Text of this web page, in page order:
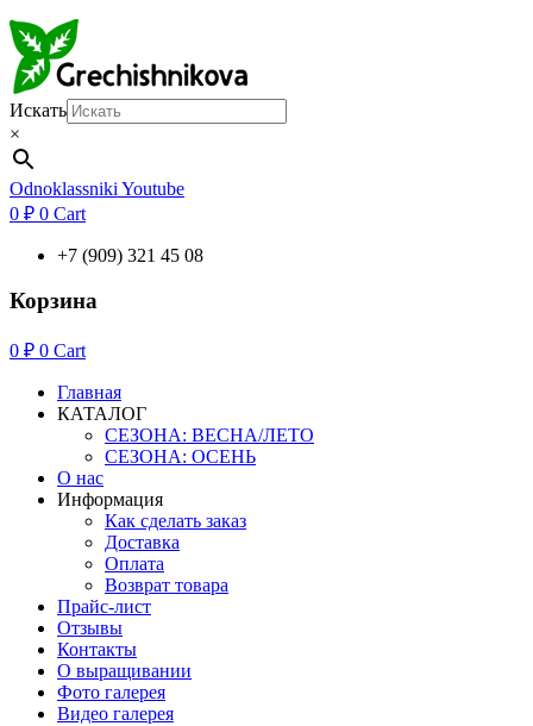
Искать
×
Odnoklassniki Youtube
0 ₽ 0 Cart
+7 (909) 321 45 08
Корзина
0 ₽ 0 Cart
Главная
КАТАЛОГ
СЕЗОНА: ВЕСНА/ЛЕТО
СЕЗОНА: ОСЕНЬ
О нас
Информация
Как сделать заказ
Доставка
Оплата
Возврат товара
Прайс-лист
Отзывы
Контакты
О выращивании
Фото галерея
Видео галерея